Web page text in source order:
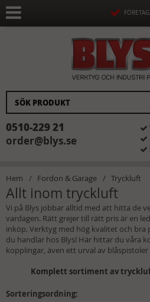
0510-229 21
order@blys.se
Hem Fordon & Garage Tryckluft
Allt inom tryckluft
Vi på Blys jobbar alltid med att hitta de
vardagen. Rätt grejer till rätt pris är en
inköp. Verktyg med hög kvalitet och bra
du handlar hos Blys! Här hittar du våra
kopplingar, även ett urval av blåspistoler
Komplett sortiment av
Sorteringsordning: